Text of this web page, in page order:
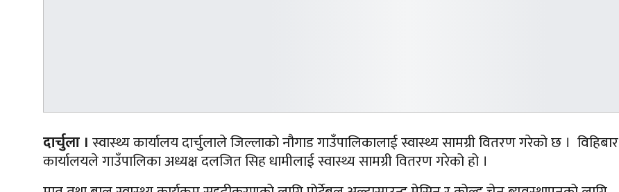
दार्चुला । स्वास्थ्य कार्यालय दार्चुलाले जिल्लाको नौगाड गाउँपालिकालाई स्वास्थ्य सामग्री वितरण गरेको छ । विहिबार
कार्यालयले गाउँपालिका अध्यक्ष दलजित सिह धामीलाई स्वास्थ्य सामग्री वितरण गरेको हो ।